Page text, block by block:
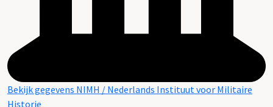
Bekijk gegevens NIMH / Nederlands Instituut voor Militaire
Historie